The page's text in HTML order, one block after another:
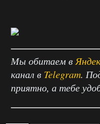
Мы обитаем в
канал в Telegram.
приятно, а тебе